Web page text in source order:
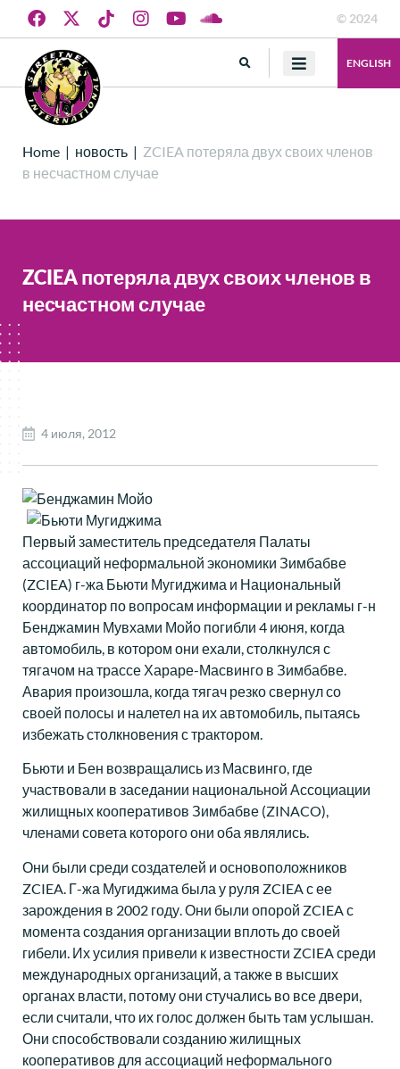
© 2024
ENGLISH
Home | новость | ZCIEA потеряла двух своих членов
в несчастном случае
ZCIEA потеряла двух своих членов в
несчастном случае
4 июля, 2012
Первый заместитель председателя Палаты
ассоциаций неформальной экономики Зимбабве
(ZCIEA) г-жа Бьюти Мугиджима и Национальный
координатор по вопросам информации и рекламы г-н
Бенджамин Мувхами Мойо погибли 4 июня, когда
автомобиль, в котором они ехали, столкнулся с
тягачом на трассе Хараре-Масвинго в Зимбабве.
Авария произошла, когда тягач резко свернул со
своей полосы и налетел на их автомобиль, пытаясь
избежать столкновения с трактором.
Бьюти и Бен возвращались из Масвинго, где
участвовали в заседании национальной Ассоциации
жилищных кооперативов Зимбабве (ZINACO),
членами совета которого они оба являлись.
Они были среди создателей и основоположников
ZCIEA. Г-жа Мугиджима была у руля ZCIEA с ее
зарождения в 2002 году. Они были опорой ZCIEA с
момента создания организации вплоть до своей
гибели. Их усилия привели к известности ZCIEA среди
международных организаций, а также в высших
органах власти, потому они стучались во все двери,
если считали, что их голос должен быть там услышан.
Они способствовали созданию жилищных
кооперативов для ассоциаций неформального